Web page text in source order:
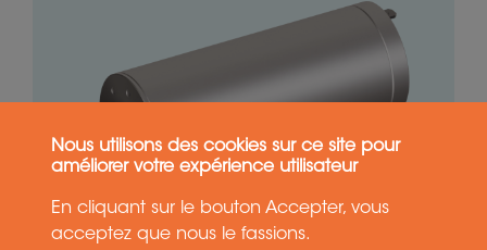
Nous utilisons des cookies sur ce site pour
améliorer votre expérience utilisateur
En cliquant sur le bouton Accepter, vous
acceptez que nous le fassions.